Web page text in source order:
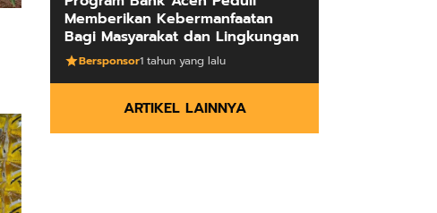
Memberikan Kebermanfaatan
Bagi Masyarakat dan Lingkungan
Bersponsor1 tahun yang lalu
ARTIKEL LAINNYA